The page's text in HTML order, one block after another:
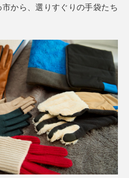
市から、選りすぐりの手袋たち